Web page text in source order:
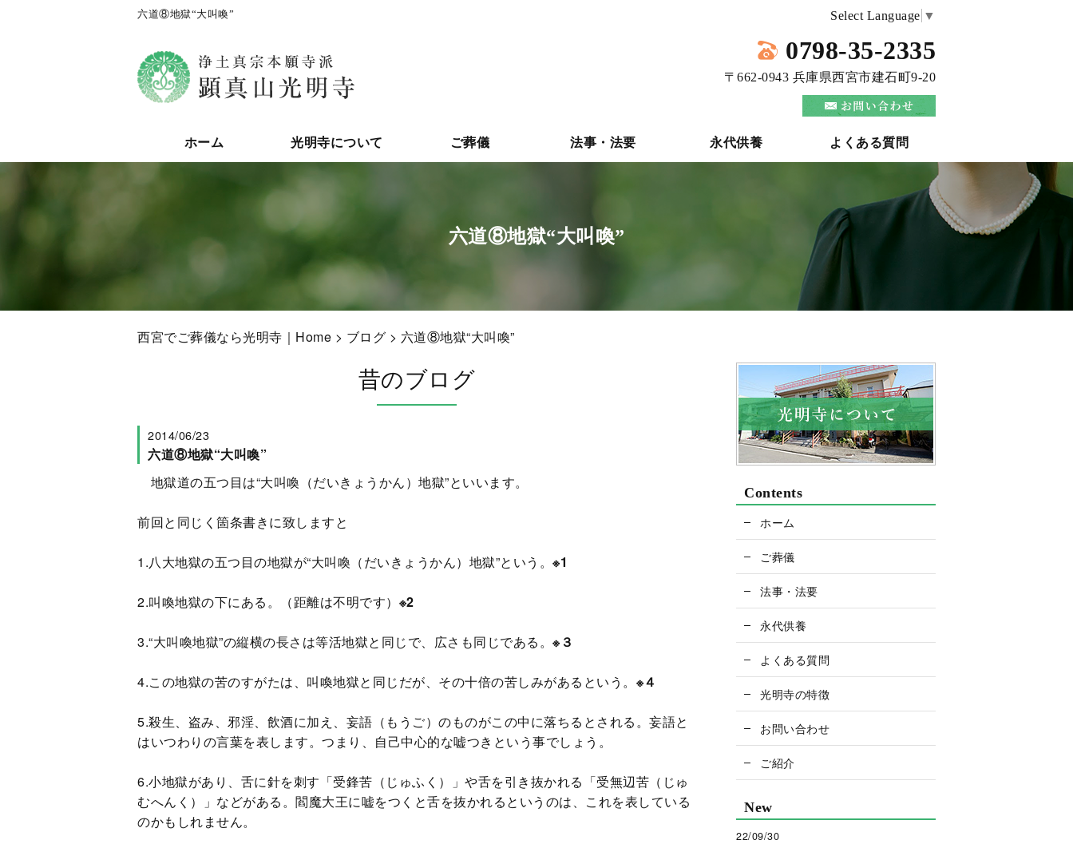
六道⑧地獄“大叫喚” Select Language ▼
0798-35-2335
〒662-0943 兵庫県西宮市建石町9-20
ホーム 光明寺について ご葬儀 法事・法要 永代供養 よくある質問
六道⑧地獄“大叫喚”
西宮でご葬儀なら光明寺｜Home > ブログ > 六道⑧地獄“大叫喚”
昔のブログ
2014/06/23
六道⑧地獄“大叫喚”
地獄道の五つ目は“大叫喚（だいきょうかん）地獄”といいます。
前回と同じく箇条書きに致しますと
1.八大地獄の五つ目の地獄が“大叫喚（だいきょうかん）地獄”という。 ※1
2.叫喚地獄の下にある。（距離は不明です） ※2
3.“大叫喚地獄”の縦横の長さは等活地獄と同じで、広さも同じである。 ※３
4.この地獄の苦のすがたは、叫喚地獄と同じだが、その十倍の苦しみがあるという。 ※４
5.殺生、盗み、邪淫、飲酒に加え、妄語（もうご）のものがこの中に落ちるとされる。妄語と
はいつわりの言葉を表します。つまり、自己中心的な嘘つきという事でしょう。
6.小地獄があり、舌に針を刺す「受鋒苦（じゅふく）」や舌を引き抜かれる「受無辺苦（じゅ
むへんく）」などがある。閻魔大王に嘘をつくと舌を抜かれるというのは、これを表している
のかもしれません。
Contents
ホーム
ご葬儀
法事・法要
永代供養
よくある質問
光明寺の特徴
お問い合わせ
ご紹介
New
22/09/30